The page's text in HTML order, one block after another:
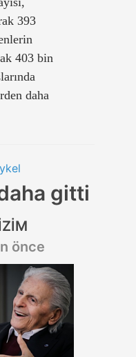
393
403 bin
daha
gitti
önce